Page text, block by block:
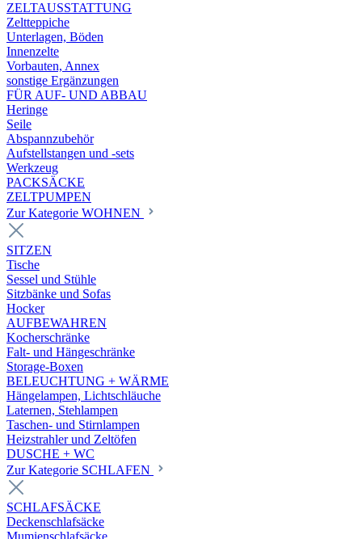
ZELTAUSSTATTUNG
Zeltteppiche
Unterlagen, Böden
Innenzelte
Vorbauten, Annex
sonstige Ergänzungen
FÜR AUF- UND ABBAU
Heringe
Seile
Abspannzubehör
Aufstellstangen und -sets
Werkzeug
PACKSÄCKE
ZELTPUMPEN
Zur Kategorie WOHNEN
SITZEN
Tische
Sessel und Stühle
Sitzbänke und Sofas
Hocker
AUFBEWAHREN
Kocherschränke
Falt- und Hängeschränke
Storage-Boxen
BELEUCHTUNG + WÄRME
Hängelampen, Lichtschläuche
Laternen, Stehlampen
Taschen- und Stirnlampen
Heizstrahler und Zeltöfen
DUSCHE + WC
Zur Kategorie SCHLAFEN
SCHLAFSÄCKE
Deckenschlafsäcke
Mumienschlafsäcke